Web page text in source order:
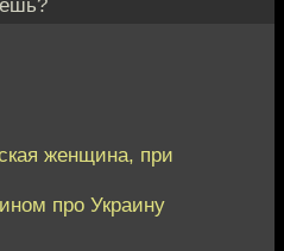
женщина, при
про Украину